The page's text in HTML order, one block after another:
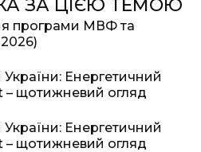
ЗА ЦІЄЮ ТЕМОЮ
програми МВФ та
України: Енергетичний
– щотижневий огляд
України: Енергетичний
– щотижневий огляд